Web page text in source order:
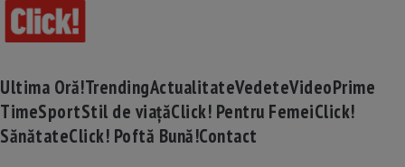
Ultima Oră!TrendingActualitateVedeteVideoPrime
TimeSportStil de viațăClick! Pentru FemeiClick!
SănătateClick! Poftă Bună!Contact